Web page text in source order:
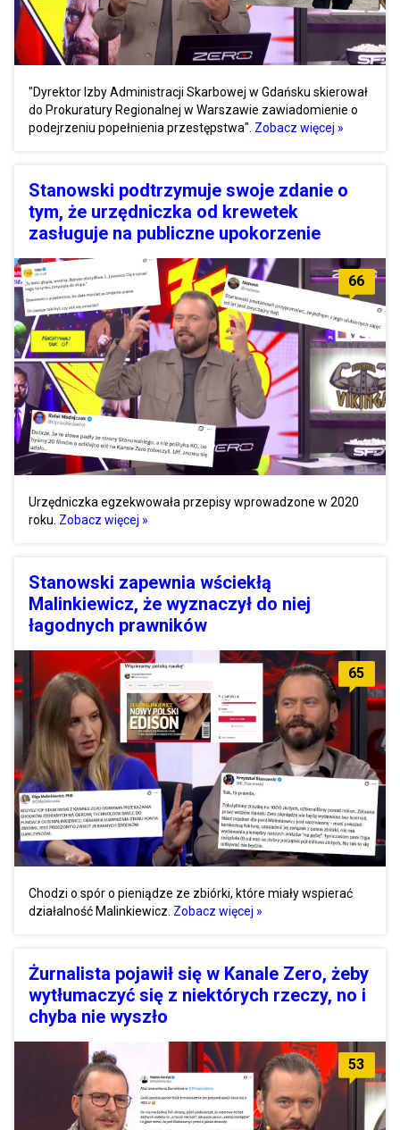
"Dyrektor Izby Administracji Skarbowej w Gdańsku skierował
do Prokuratury Regionalnej w Warszawie zawiadomienie o
podejrzeniu popełnienia przestępstwa". Zobacz więcej »
Stanowski podtrzymuje swoje zdanie o
tym, że urzędniczka od krewetek
zasługuje na publiczne upokorzenie
66
Urzędniczka egzekwowała przepisy wprowadzone w 2020
roku. Zobacz więcej »
Stanowski zapewnia wściekłą
Malinkiewicz, że wyznaczył do niej
łagodnych prawników
65
Chodzi o spór o pieniądze ze zbiórki, które miały wspierać
działalność Malinkiewicz. Zobacz więcej »
Żurnalista pojawił się w Kanale Zero, żeby
wytłumaczyć się z niektórych rzeczy, no i
chyba nie wyszło
53